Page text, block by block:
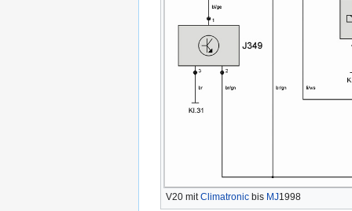
V20 mitClimatronic bis MJ1998